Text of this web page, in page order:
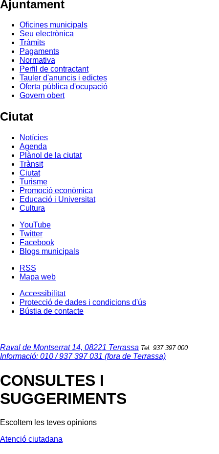
Ajuntament
Oficines municipals
Seu electrònica
Tràmits
Pagaments
Normativa
Perfil de contractant
Tauler d'anuncis i edictes
Oferta pública d'ocupació
Govern obert
Ciutat
Notícies
Agenda
Plànol de la ciutat
Trànsit
Ciutat
Turisme
Promoció econòmica
Educació i Universitat
Cultura
YouTube
Twitter
Facebook
Blogs municipals
RSS
Mapa web
Accessibilitat
Protecció de dades i condicions d'ús
Bústia de contacte
Raval de Montserrat 14, 08221 Terrassa Tel. 937 397 000
Informació: 010 / 937 397 031 (fora de Terrassa)
CONSULTES I
SUGGERIMENTS
Escoltem les teves opinions
Atenció ciutadana